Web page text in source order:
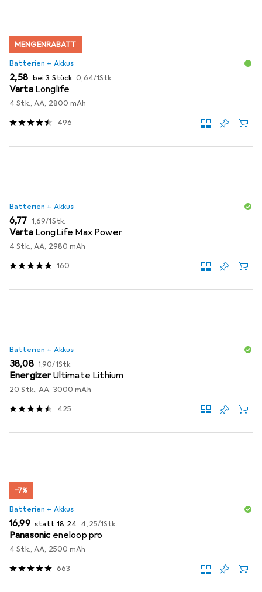
MENGENRABATT
Batterien + Akkus
EUR
2,58 bei 3 Stück EUR
0,64/1Stk.
Varta Longlife
4 Stk., AA, 2800 mAh
496
Batterien + Akkus
EUR
6,77 EUR
1,69/1Stk.
Varta LongLife Max Power
4 Stk., AA, 2980 mAh
160
Batterien + Akkus
EUR
38,08 EUR
1,90/1Stk.
EnergizerUltimate Lithium
20 Stk., AA, 3000 mAh
425
−7%
Batterien + Akkus
EUR
16,99 statt EUR
18,24 EUR
4,25/1Stk.
Panasonic eneloop pro
4 Stk., AA, 2500 mAh
663